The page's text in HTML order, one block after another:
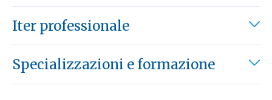
Iter professionale
Specializzazioni e formazione